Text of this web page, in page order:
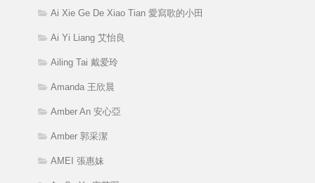
Ai Xie Ge De Xiao Tian 愛寫歌的小田
Ai Yi Liang 艾怡良
Ailing Tai 戴爱玲
Amanda 王欣晨
Amber An 安心亞
Amber 郭采潔
AMEI 張惠妹